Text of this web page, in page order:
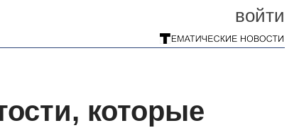
войти
которые